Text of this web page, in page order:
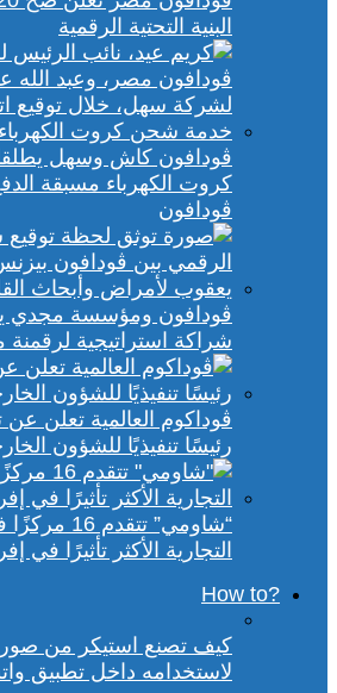
البنية التحتية الرقمية
ڤودافون كاش وسهل
كروت الكهرباء مسبقة
ڤودافون
ڤودافون ومؤسسة مجدي
شراكة استراتيجية لرقمنة
ڤوداكوم العالمية تعلن
رئيسًا تنفيذيًا للشؤون
“شاومي”
التجارية الأكثر تأثيرًا في
?How to
كيف تصنع استيكر من
لاستخدامه داخل تطبيق